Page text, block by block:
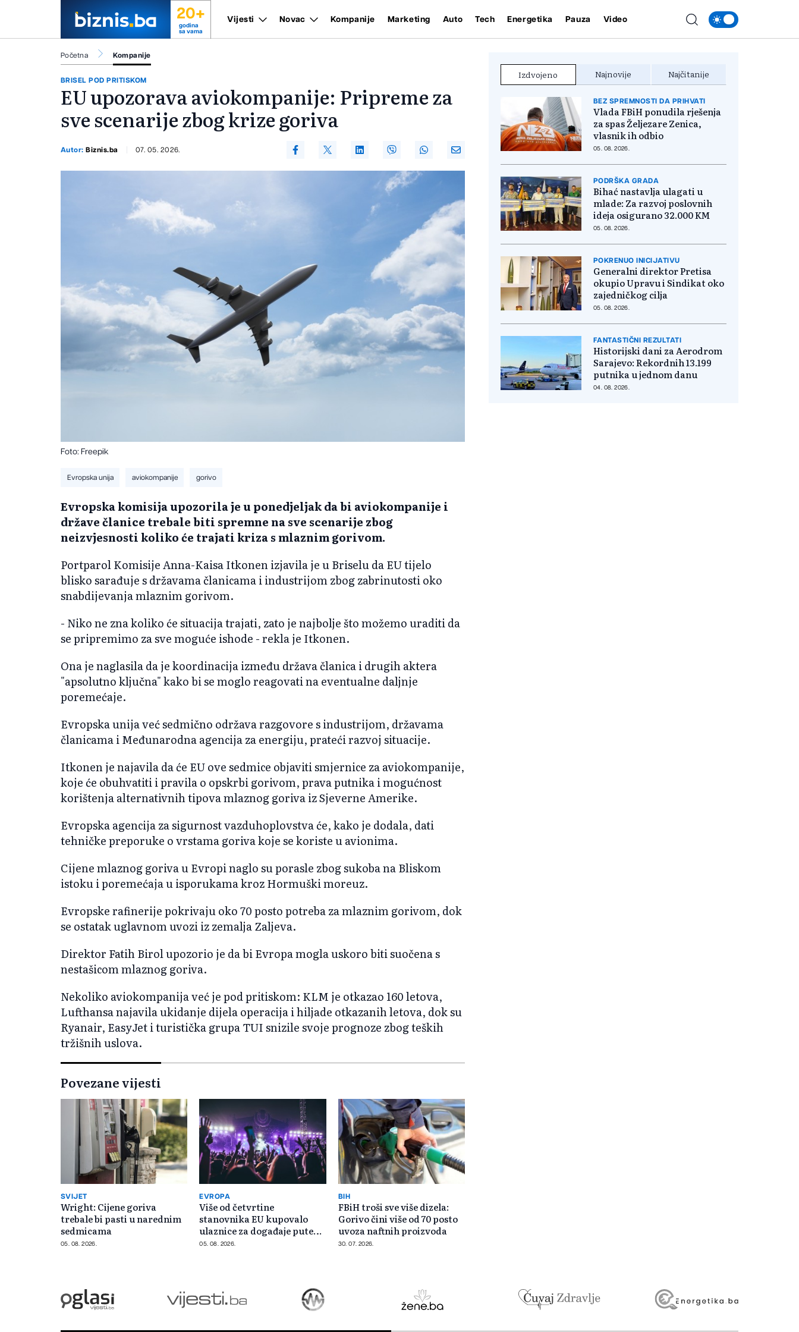
20+
godina
sa vama
Vijesti Novac Kompanije Marketing Auto Tech Energetika Pauza Video
Početna Kompanije
BRISEL POD PRITISKOM
EU upozorava aviokompanije: Pripreme za
sve scenarije zbog krize goriva
Autor:Biznis.ba 07. 05. 2026.
Foto: Freepik
Evropska unija aviokompanije gorivo
Evropska komisija upozorila je u ponedjeljak da bi aviokompanije i
države članice trebale biti spremne na sve scenarije zbog
neizvjesnosti koliko će trajati kriza s mlaznim gorivom.
Portparol Komisije Anna-Kaisa Itkonen izjavila je u Briselu da EU tijelo
blisko sarađuje s državama članicama i industrijom zbog zabrinutosti oko
snabdijevanja mlaznim gorivom.
- Niko ne zna koliko će situacija trajati, zato je najbolje što možemo uraditi da
se pripremimo za sve moguće ishode - rekla je Itkonen.
Ona je naglasila da je koordinacija između država članica i drugih aktera
"apsolutno ključna" kako bi se moglo reagovati na eventualne daljnje
poremećaje.
Evropska unija već sedmično održava razgovore s industrijom, državama
članicama i Međunarodna agencija za energiju, prateći razvoj situacije.
Itkonen je najavila da će EU ove sedmice objaviti smjernice za aviokompanije,
koje će obuhvatiti i pravila o opskrbi gorivom, prava putnika i mogućnost
korištenja alternativnih tipova mlaznog goriva iz Sjeverne Amerike.
Evropska agencija za sigurnost vazduhoplovstva će, kako je dodala, dati
tehničke preporuke o vrstama goriva koje se koriste u avionima.
Cijene mlaznog goriva u Evropi naglo su porasle zbog sukoba na Bliskom
istoku i poremećaja u isporukama kroz Hormuški moreuz.
Evropske rafinerije pokrivaju oko 70 posto potreba za mlaznim gorivom, dok
se ostatak uglavnom uvozi iz zemalja Zaljeva.
Direktor Fatih Birol upozorio je da bi Evropa mogla uskoro biti suočena s
nestašicom mlaznog goriva.
Nekoliko aviokompanija već je pod pritiskom: KLM je otkazao 160 letova,
Lufthansa najavila ukidanje dijela operacija i hiljade otkazanih letova, dok su
Ryanair, EasyJet i turistička grupa TUI snizile svoje prognoze zbog teških
tržišnih uslova.
Povezane vijesti
SVIJET
Wright: Cijene goriva
trebale bi pasti u narednim
sedmicama
05. 08. 2026.
EVROPA
Više od četvrtine
stanovnika EU kupovalo
ulaznice za događaje putem
interneta
05. 08. 2026.
BIH
FBiH troši sve više dizela:
Gorivo čini više od 70 posto
uvoza naftnih proizvoda
30. 07. 2026.
Izdvojeno Najnovije Najčitanije
BEZ SPREMNOSTI DA PRIHVATI
Vlada FBiH ponudila rješenja
za spas Željezare Zenica,
vlasnik ih odbio
05. 08. 2026.
PODRŠKA GRADA
Bihać nastavlja ulagati u
mlade: Za razvoj poslovnih
ideja osigurano 32.000 KM
05. 08. 2026.
POKRENUO INICIJATIVU
Generalni direktor Pretisa
okupio Upravu i Sindikat oko
zajedničkog cilja
05. 08. 2026.
FANTASTIČNI REZULTATI
Historijski dani za Aerodrom
Sarajevo: Rekordnih 13.199
putnika u jednom danu
04. 08. 2026.